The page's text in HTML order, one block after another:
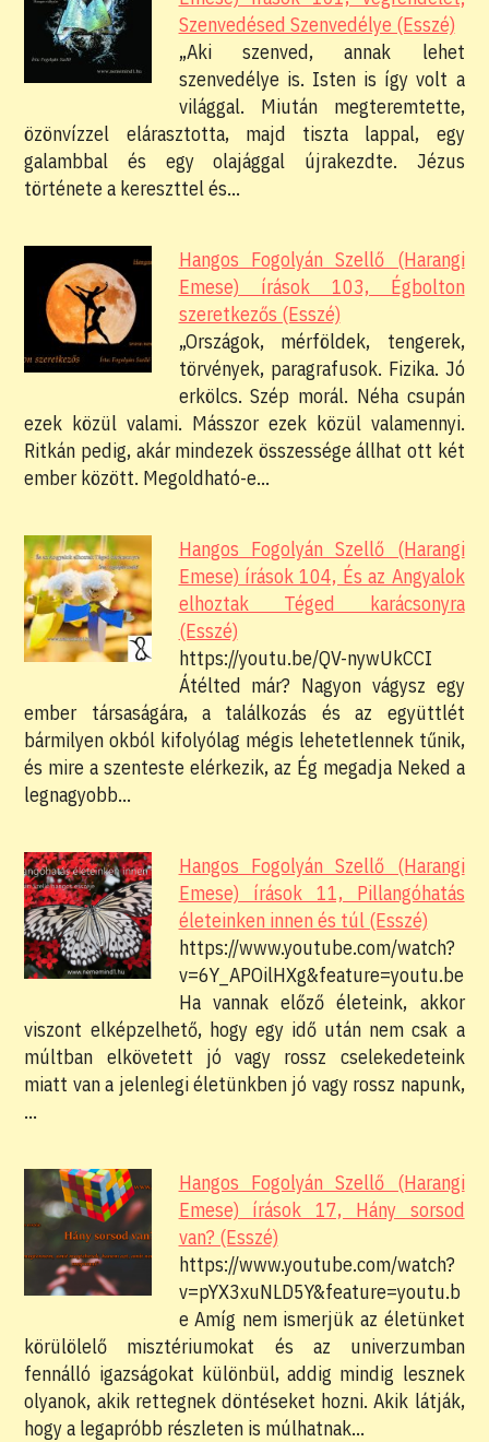
Szenvedésed Szenvedélye (Esszé)
„Aki szenved, annak lehet
szenvedélye is. Isten is így volt a
világgal. Miután megteremtette,
özönvízzel elárasztotta, majd tiszta lappal, egy
galambbal és egy olajággal újrakezdte. Jézus
története a kereszttel és…
Hangos Fogolyán Szellő (Harangi
Emese) írások 103, Égbolton
szeretkezős (Esszé)
„Országok, mérföldek, tengerek,
törvények, paragrafusok. Fizika. Jó
erkölcs. Szép morál. Néha csupán
ezek közül valami. Másszor ezek közül valamennyi.
Ritkán pedig, akár mindezek összessége állhat ott két
ember között. Megoldható-e…
Hangos Fogolyán Szellő (Harangi
Emese) írások 104, És az Angyalok
elhoztak Téged karácsonyra
(Esszé)
https://youtu.be/QV-nywUkCCI
Átélted már? Nagyon vágysz egy
ember társaságára, a találkozás és az együttlét
bármilyen okból kifolyólag mégis lehetetlennek tűnik,
és mire a szenteste elérkezik, az Ég megadja Neked a
legnagyobb…
Hangos Fogolyán Szellő (Harangi
Emese) írások 11, Pillangóhatás
életeinken innen és túl (Esszé)
https://www.youtube.com/watch?
v=6Y_APOilHXg&feature=youtu.be
Ha vannak előző életeink, akkor
viszont elképzelhető, hogy egy idő után nem csak a
múltban elkövetett jó vagy rossz cselekedeteink
miatt van a jelenlegi életünkben jó vagy rossz napunk,
…
Hangos Fogolyán Szellő (Harangi
Emese) írások 17, Hány sorsod
van? (Esszé)
https://www.youtube.com/watch?
v=pYX3xuNLD5Y&feature=youtu.b
e Amíg nem ismerjük az életünket
körülölelő misztériumokat és az univerzumban
fennálló igazságokat különbül, addig mindig lesznek
olyanok, akik rettegnek döntéseket hozni. Akik látják,
hogy a legapróbb részleten is múlhatnak…